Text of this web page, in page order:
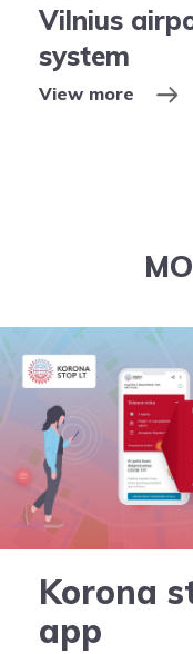
Vilnius
system
View more
Korona
app